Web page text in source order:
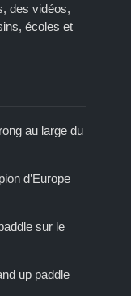
des vidéos,
écoles et
au large du
d’Europe
sur le
up paddle